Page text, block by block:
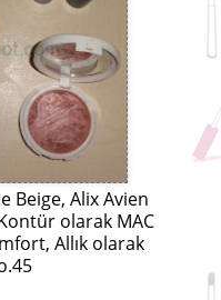
Beige, Alix Avien
olarak MAC
Allık olarak